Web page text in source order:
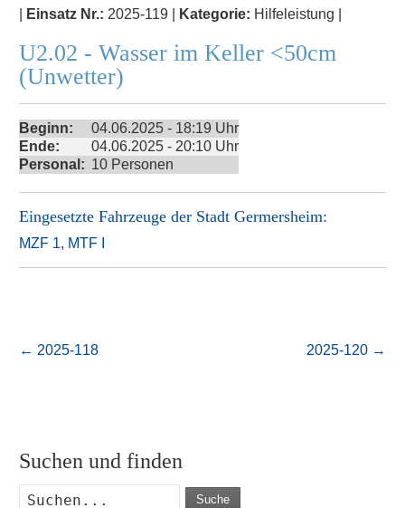
Einsatz Nr.: 2025-119 | Kategorie: Hilfeleistung |
U2.02 - Wasser im Keller <50cm
(Unwetter)
Beginn:
04.06.2025 - 18:19 Uhr
Ende:
04.06.2025 - 20:10 Uhr
Personal: 10 Personen
Eingesetzte Fahrzeuge der Stadt Germersheim:
MZF 1, MTF I
← 2025-118 2025-120 →
Suchen und finden
Suche